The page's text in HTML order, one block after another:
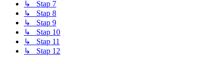
↳ Stap 7
↳ Stap 8
↳ Stap 9
↳ Stap 10
↳ Stap 11
↳ Stap 12